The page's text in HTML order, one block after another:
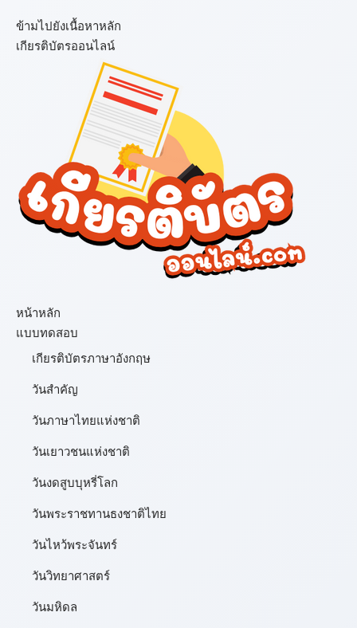
ข้ามไปยังเนื้อหาหลัก
เกียรติบัตรออนไลน์
หน้าหลัก
แบบทดสอบ
เกียรติบัตรภาษาอังกฤษ
วันสำคัญ
วันภาษาไทยแห่งชาติ
วันเยาวชนแห่งชาติ
วันงดสูบบุหรี่โลก
วันพระราชทานธงชาติไทย
วันไหว้พระจันทร์​
วันวิทยาศาสตร์
วันมหิดล